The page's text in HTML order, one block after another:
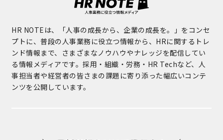
HR NOTEは、「人事の成長から、企業の成長を。」をコンセ
プトに、普段の人事業務に役立つ情報から、HRに関するトレ
ンド情報まで、さまざまなノウハウやナレッジを配信してい
る情報メディアです。採用・組織・労務・HR Techなど、人
事担当者や経営者の皆さまの課題に寄り添った幅広いコンテ
ンツを公開しています。